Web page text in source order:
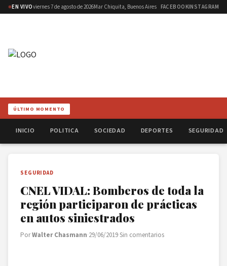
EN VIVOviernes 7 de agosto de 2026Mar Chiquita, Buenos Aires FACEBOOKINSTAGRAM
ÚLTIMO MOMENTO
INICIO POLITICA SOCIEDAD DEPORTES SEGURIDAD
SEGURIDAD
CNEL VIDAL: Bomberos de toda la
región participaron de prácticas
en autos siniestrados
PorWalter Chasmann·29/06/2019·Sin comentarios